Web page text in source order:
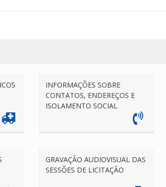
INFORMAÇÕES SOBRE
CONTATOS, ENDEREÇOS E
ISOLAMENTO SOCIAL
GRAVAÇÃO AUDIOVISUAL DAS
SESSÕES DE LICITAÇÃO